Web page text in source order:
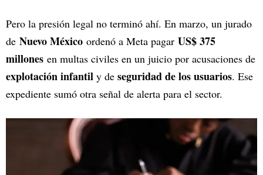
Pero la presión legal no terminó ahí. En marzo, un jurado
de Nuevo México ordenó a Meta pagar US$ 375
millones en multas civiles en un juicio por acusaciones de
explotación infantil y de seguridad de los usuarios. Ese
expediente sumó otra señal de alerta para el sector.